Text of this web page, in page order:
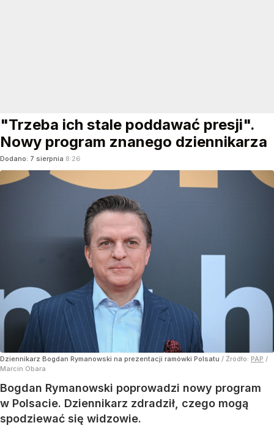
"Trzeba ich stale poddawać presji".
Nowy program znanego dziennikarza
Dodano: 7 sierpnia 8:26
Dziennikarz Bogdan Rymanowski na prezentacji ramówki Polsatu / Źródło: PAP /
Marcin Obara
Bogdan Rymanowski poprowadzi nowy program
w Polsacie. Dziennikarz zdradził, czego mogą
spodziewać się widzowie.